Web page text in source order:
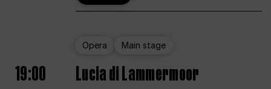
Opera Main stage
19:00 Lucia di Lammermoor